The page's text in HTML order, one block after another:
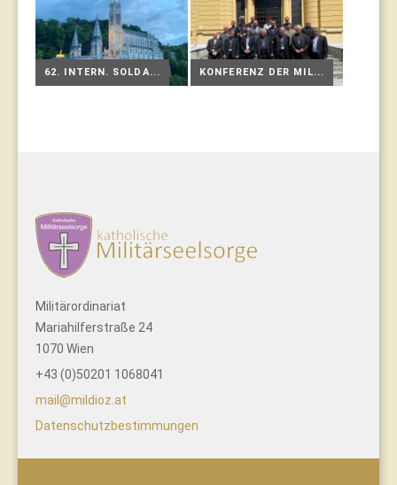
62. INTERN. SOLDA... KONFERENZ DER MIL...
Militärordinariat
Mariahilferstraße 24
1070 Wien
+43 (0)50201 1068041
mail@mildioz.at
Datenschutzbestimmungen